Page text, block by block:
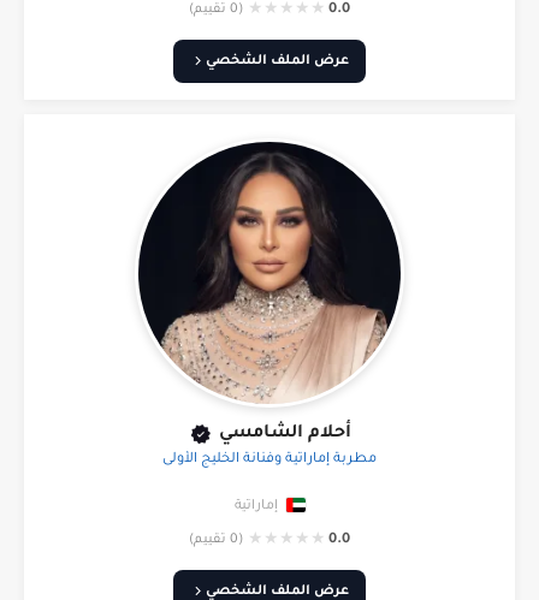
0.0
★
★
★
★
★ (0 تقييم)
عرض الملف الشخصي
أحلام الشامسي
مطربة إماراتية وفنانة الخليج الأولى
إماراتية
0.0
★
★
★
★
★ (0 تقييم)
عرض الملف الشخصي